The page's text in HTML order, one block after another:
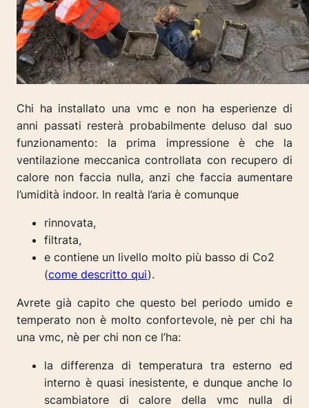
Chi ha installato una vmc e non ha esperienze di
anni passati resterà probabilmente deluso dal suo
funzionamento: la prima impressione è che la
ventilazione meccanica controllata con recupero di
calore non faccia nulla, anzi che faccia aumentare
l’umidità indoor. In realtà l’aria è comunque
rinnovata,
filtrata,
e contiene un livello molto più basso di Co2
(come descritto qui).
Avrete già capito che questo bel periodo umido e
temperato non è molto confortevole, nè per chi ha
una vmc, nè per chi non ce l’ha:
la differenza di temperatura tra esterno ed
interno è quasi inesistente, e dunque anche lo
scambiatore di calore della vmc nulla di